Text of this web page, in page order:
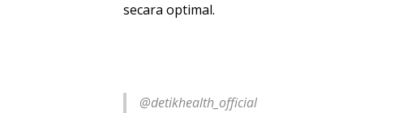
secara optimal.
@detikhealth_official